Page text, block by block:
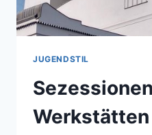
JUGENDSTIL
Werkstätten